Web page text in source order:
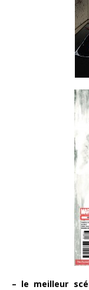
– le meilleur